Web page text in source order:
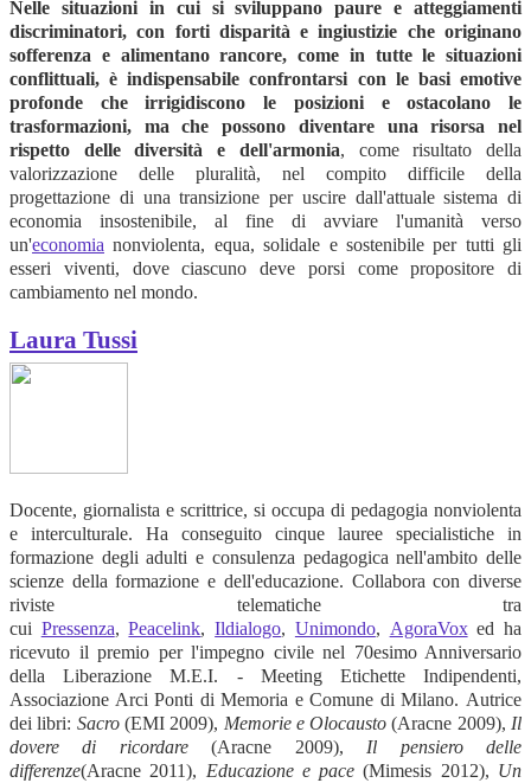
Nelle situazioni in cui si sviluppano paure e atteggiamenti
discriminatori, con forti disparità e ingiustizie che originano
sofferenza e alimentano rancore, come in tutte le situazioni
conflittuali, è indispensabile confrontarsi con le basi emotive
profonde che irrigidiscono le posizioni e ostacolano le
trasformazioni, ma che possono diventare una risorsa nel
rispetto delle diversità e dell'armonia, come risultato della
valorizzazione delle pluralità, nel compito difficile della
progettazione di una transizione per uscire dall'attuale sistema di
economia insostenibile, al fine di avviare l'umanità verso
un'economia nonviolenta, equa, solidale e sostenibile per tutti gli
esseri viventi, dove ciascuno deve porsi come propositore di
cambiamento nel mondo.
Laura Tussi
Docente, giornalista e scrittrice, si occupa di pedagogia nonviolenta
e interculturale. Ha conseguito cinque lauree specialistiche in
formazione degli adulti e consulenza pedagogica nell'ambito delle
scienze della formazione e dell'educazione. Collabora con diverse
riviste telematiche tra
cui Pressenza,Peacelink,Ildialogo, Unimondo, AgoraVoxed ha
ricevuto il premio per l'impegno civile nel 70esimo Anniversario
della Liberazione M.E.I. - Meeting Etichette Indipendenti,
Associazione Arci Ponti di Memoria e Comune di Milano. Autrice
dei libri: Sacro(EMI 2009), Memorie e Olocausto (Aracne 2009), Il
dovere di ricordare(Aracne 2009), Il pensiero delle
differenze(Aracne 2011), Educazione e pace (Mimesis 2012), Un